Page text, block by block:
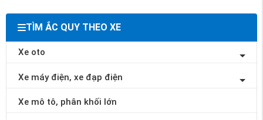
TÌM ẮC QUY THEO XE
Xe oto
Xe máy điện, xe đạp điện
Xe mô tô, phân khối lớn